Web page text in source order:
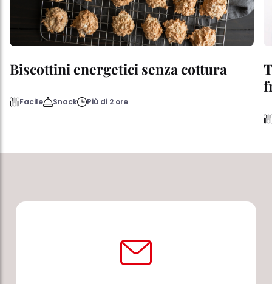
Biscottini energetici senza cottura
Facile Snack Più di 2 ore